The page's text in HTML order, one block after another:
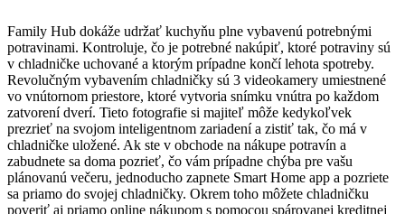
Family Hub dokáže udržať kuchyňu plne vybavenú potrebnými
potravinami. Kontroluje, čo je potrebné nakúpiť, ktoré potraviny sú
v chladničke uchované a ktorým prípadne končí lehota spotreby.
Revolučným vybavením chladničky sú 3 videokamery umiestnené
vo vnútornom priestore, ktoré vytvoria snímku vnútra po každom
zatvorení dverí. Tieto fotografie si majiteľ môže kedykoľvek
prezrieť na svojom inteligentnom zariadení a zistiť tak, čo má v
chladničke uložené. Ak ste v obchode na nákupe potravín a
zabudnete sa doma pozrieť, čo vám prípadne chýba pre vašu
plánovanú večeru, jednoducho zapnete Smart Home app a pozriete
sa priamo do svojej chladničky. Okrem toho môžete chladničku
poveriť aj priamo online nákupom s pomocou spárovanej kreditnej